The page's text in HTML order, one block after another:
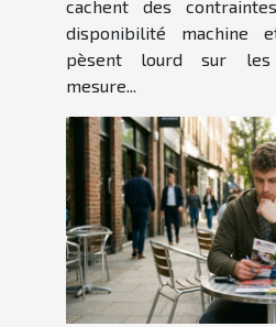
cachent des
disponibilité machine
pèsent lourd sur les
mesure...